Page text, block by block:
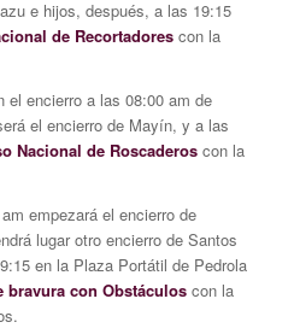
e hijos, después, a las 19:15
de Recortadorescon la
encierro a las 08:00 am de
el encierro de Mayín, y a las
Nacional de Roscaderoscon la
empezará el encierro de
lugar otro encierro de Santos
en la Plaza Portátil de Pedrola
bravura con Obstáculoscon la